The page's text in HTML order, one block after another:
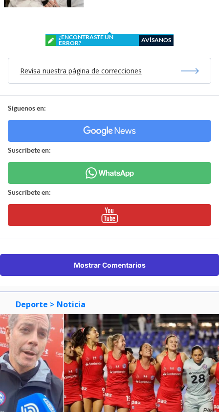
¿ENCONTRASTE UN
ERROR?
AVÍSANOS
Revisa nuestra página de correcciones
Síguenos en:
Suscríbete en:
Suscríbete en:
Mostrar Comentarios
Deporte > Noticia